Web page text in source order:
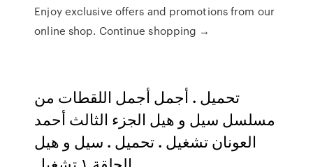
Enjoy exclusive offers and promotions from our
online shop. Continue shopping →
تحميل . أجمل أجمل اللقطات من
مسلسل سيل و هيل الجزء الثالث أحمد
العونان تشغيل . تحميل . سيل و هيل